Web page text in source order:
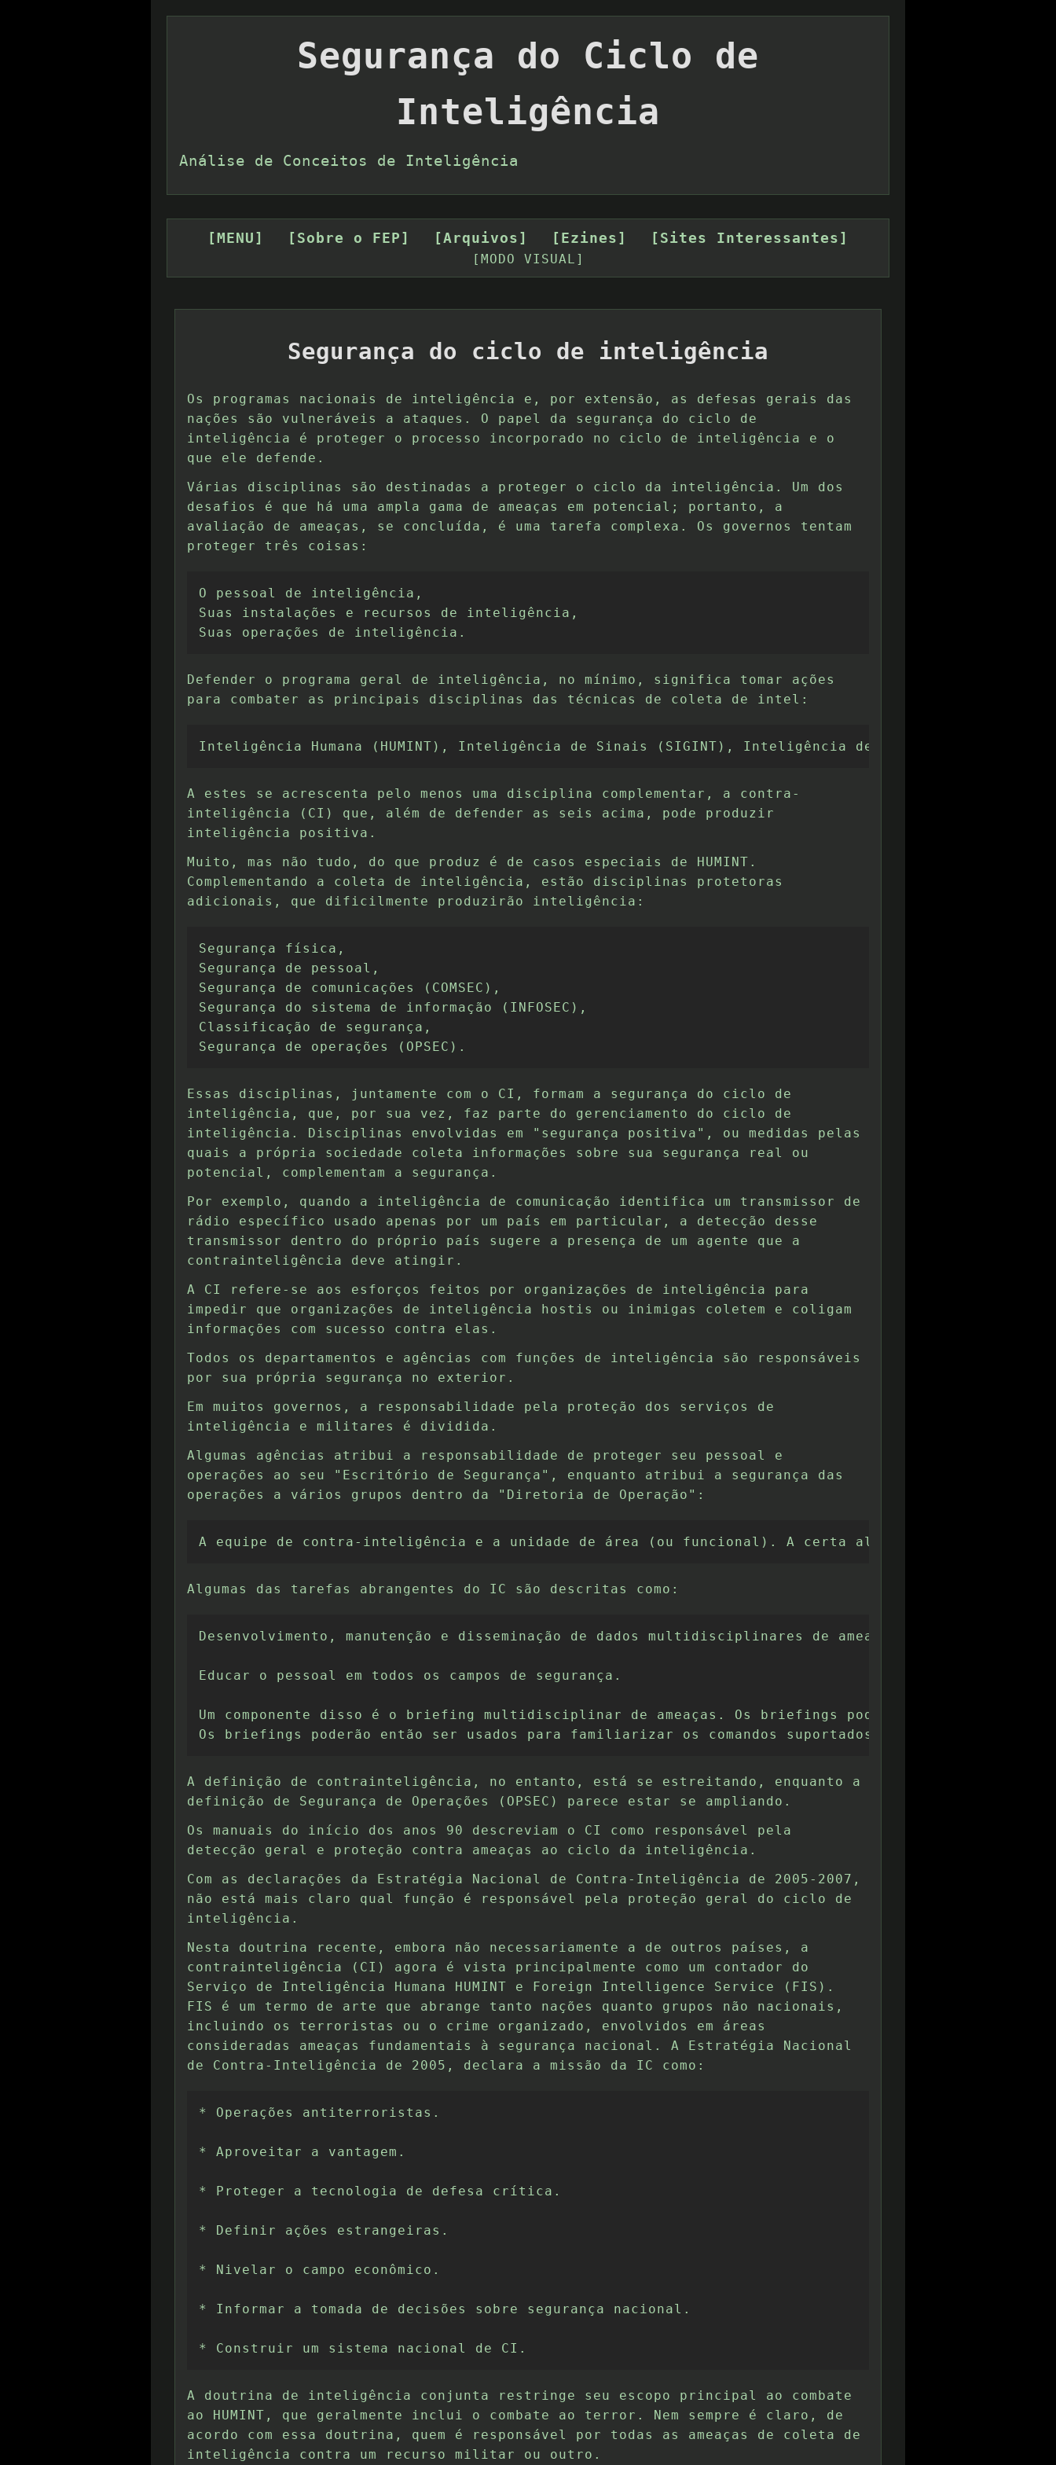
Segurança do Ciclo de
Inteligência
Análise de Conceitos de Inteligência
[MENU] [Sobre o FEP] [Arquivos] [Ezines] [Sites Interessantes]
[MODO VISUAL]
Segurança do ciclo de inteligência
Os programas nacionais de inteligência e, por extensão, as defesas gerais das
nações são vulneráveis a ataques. O papel da segurança do ciclo de
inteligência é proteger o processo incorporado no ciclo de inteligência e o
que ele defende.
Várias disciplinas são destinadas a proteger o ciclo da inteligência. Um dos
desafios é que há uma ampla gama de ameaças em potencial; portanto, a
avaliação de ameaças, se concluída, é uma tarefa complexa. Os governos tentam
proteger três coisas:
O pessoal de inteligência,
Suas instalações e recursos de inteligência,
Suas operações de inteligência.
Defender o programa geral de inteligência, no mínimo, significa tomar ações
para combater as principais disciplinas das técnicas de coleta de intel:
Inteligência Humana (HUMINT), Inteligência de Sinais (SIGINT), Inteligência de imagens (IMINT),
A estes se acrescenta pelo menos uma disciplina complementar, a contra-
inteligência (CI) que, além de defender as seis acima, pode produzir
inteligência positiva.
Muito, mas não tudo, do que produz é de casos especiais de HUMINT.
Complementando a coleta de inteligência, estão disciplinas protetoras
adicionais, que dificilmente produzirão inteligência:
Segurança física,
Segurança de pessoal,
Segurança de comunicações (COMSEC),
Segurança do sistema de informação (INFOSEC),
Classificação de segurança,
Segurança de operações (OPSEC).
Essas disciplinas, juntamente com o CI, formam a segurança do ciclo de
inteligência, que, por sua vez, faz parte do gerenciamento do ciclo de
inteligência. Disciplinas envolvidas em "segurança positiva", ou medidas pelas
quais a própria sociedade coleta informações sobre sua segurança real ou
potencial, complementam a segurança.
Por exemplo, quando a inteligência de comunicação identifica um transmissor de
rádio específico usado apenas por um país em particular, a detecção desse
transmissor dentro do próprio país sugere a presença de um agente que a
contrainteligência deve atingir.
A CI refere-se aos esforços feitos por organizações de inteligência para
impedir que organizações de inteligência hostis ou inimigas coletem e coligam
informações com sucesso contra elas.
Todos os departamentos e agências com funções de inteligência são responsáveis
por sua própria segurança no exterior.
Em muitos governos, a responsabilidade pela proteção dos serviços de
inteligência e militares é dividida.
Algumas agências atribui a responsabilidade de proteger seu pessoal e
operações ao seu "Escritório de Segurança", enquanto atribui a segurança das
operações a vários grupos dentro da "Diretoria de Operação":
A equipe de contra-inteligência e a unidade de área (ou funcional). A certa altura, a unidade de
Algumas das tarefas abrangentes do IC são descritas como:
Desenvolvimento, manutenção e disseminação de dados multidisciplinares de ameaças e
Educar o pessoal em todos os campos de segurança.
Um componente disso é o briefing multidisciplinar de ameaças. Os briefings podem e devem ser
Os briefings poderão então ser usados para familiarizar os comandos suportados com a natureza da
A definição de contrainteligência, no entanto, está se estreitando, enquanto a
definição de Segurança de Operações (OPSEC) parece estar se ampliando.
Os manuais do início dos anos 90 descreviam o CI como responsável pela
detecção geral e proteção contra ameaças ao ciclo da inteligência.
Com as declarações da Estratégia Nacional de Contra-Inteligência de 2005-2007,
não está mais claro qual função é responsável pela proteção geral do ciclo de
inteligência.
Nesta doutrina recente, embora não necessariamente a de outros países, a
contrainteligência (CI) agora é vista principalmente como um contador do
Serviço de Inteligência Humana HUMINT e Foreign Intelligence Service (FIS).
FIS é um termo de arte que abrange tanto nações quanto grupos não nacionais,
incluindo os terroristas ou o crime organizado, envolvidos em áreas
consideradas ameaças fundamentais à segurança nacional. A Estratégia Nacional
de Contra-Inteligência de 2005, declara a missão da IC como:
* Operações antiterroristas.
* Aproveitar a vantagem.
* Proteger a tecnologia de defesa crítica.
* Definir ações estrangeiras.
* Nivelar o campo econômico.
* Informar a tomada de decisões sobre segurança nacional.
* Construir um sistema nacional de CI.
A doutrina de inteligência conjunta restringe seu escopo principal ao combate
ao HUMINT, que geralmente inclui o combate ao terror. Nem sempre é claro, de
acordo com essa doutrina, quem é responsável por todas as ameaças de coleta de
inteligência contra um recurso militar ou outro.